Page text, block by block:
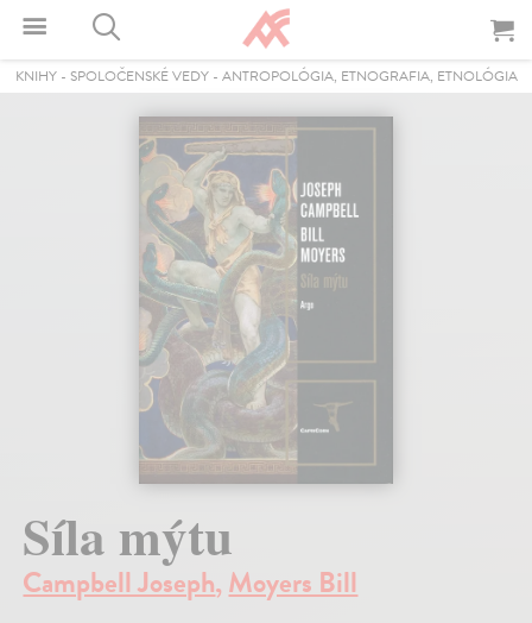
KNIHY- SPOLOČENSKÉ VEDY- ANTROPOLÓGIA, ETNOGRAFIA, ETNOLÓGIA
Síla mýtu
Campbell Joseph,Moyers Bill